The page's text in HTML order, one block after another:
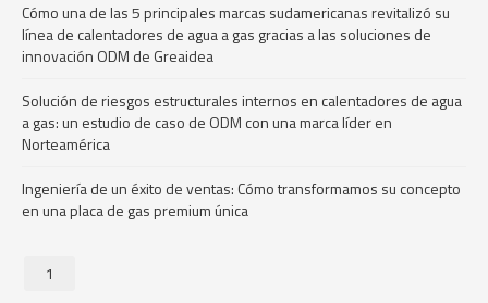
Cómo una de las 5 principales marcas sudamericanas revitalizó su
línea de calentadores de agua a gas gracias a las soluciones de
innovación ODM de Greaidea
Solución de riesgos estructurales internos en calentadores de agua
a gas: un estudio de caso de ODM con una marca líder en
Norteamérica
Ingeniería de un éxito de ventas: Cómo transformamos su concepto
en una placa de gas premium única
1